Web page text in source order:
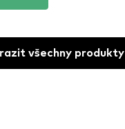
všechny produkty